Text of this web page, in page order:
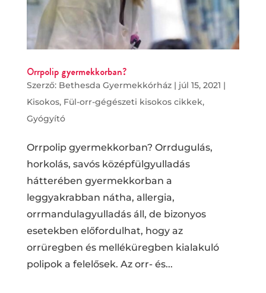
Orrpolip gyermekkorban?
Szerző: Bethesda Gyermekkórház| júl 15, 2021 |
Kisokos, Fül-orr-gégészeti kisokos cikkek,
Gyógyító
Orrpolip gyermekkorban? Orrdugulás,
horkolás, savós középfülgyulladás
hátterében gyermekkorban a
leggyakrabban nátha, allergia,
orrmandulagyulladás áll, de bizonyos
esetekben előfordulhat, hogy az
orrüregben és melléküregben kialakuló
polipok a felelősek. Az orr- és...